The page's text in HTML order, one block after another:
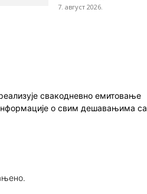
7. август 2026.
свакодневно емитовање
о свим дешавањима са